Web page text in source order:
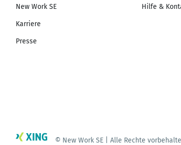
New Work SE
Karriere
Presse
Hilfe &
© New Work SE | Alle Rechte